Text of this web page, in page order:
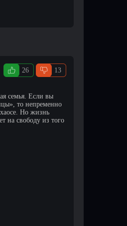
26 13
семья. Если вы
то непременно
хаосе. Но жизнь
на свободу из того